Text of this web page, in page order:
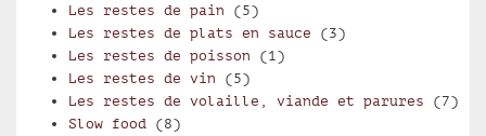
Les restes de pain (5)
Les restes de plats en sauce (3)
Les restes de poisson (1)
Les restes de vin (5)
Les restes de volaille, viande et parures (7)
Slow food (8)